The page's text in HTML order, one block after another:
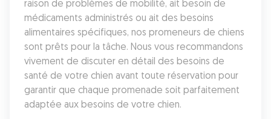
raison de problèmes de mobilité, ait besoin de
médicaments administrés ou ait des besoins
alimentaires spécifiques, nos promeneurs de chiens
sont prêts pour la tâche. Nous vous recommandons
vivement de discuter en détail des besoins de
santé de votre chien avant toute réservation pour
garantir que chaque promenade soit parfaitement
adaptée aux besoins de votre chien.